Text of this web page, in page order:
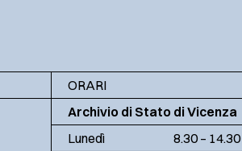
ORARI
Archivio di Stato di Vicenza
Lunedì
8.30 – 14.30